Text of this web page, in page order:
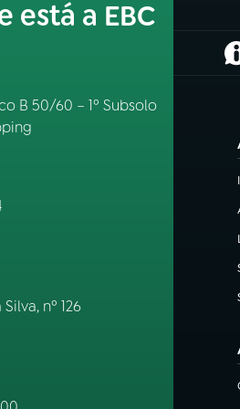
está a EBC
B 50/60 – 1º Subsolo
nº 126